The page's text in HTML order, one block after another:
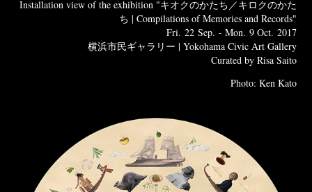
Installation view of the exhibition "キオクのかたち／キロクのかた
ち | Compilations of Memories and Records"
Fri. 22 Sep. - Mon. 9 Oct. 2017
横浜市民ギャラリー | Yokohama Civic Art Gallery
Curated by Risa Saito
Photo: Ken Kato